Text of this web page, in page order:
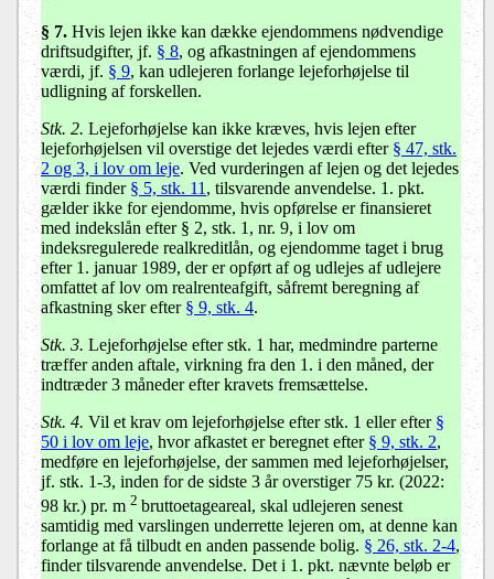
§ 7. Hvis lejen ikke kan dække ejendommens nødvendige
driftsudgifter, jf. § 8, og afkastningen af ejendommens
værdi, jf. § 9, kan udlejeren forlange lejeforhøjelse til
udligning af forskellen.
Stk. 2. Lejeforhøjelse kan ikke kræves, hvis lejen efter
lejeforhøjelsen vil overstige det lejedes værdi efter § 47, stk.
2 og 3, i lov om leje. Ved vurderingen af lejen og det lejedes
værdi finder § 5, stk. 11 , tilsvarende anvendelse. 1. pkt.
gælder ikke for ejendomme, hvis opførelse er finansieret
med indekslån efter § 2, stk. 1, nr. 9, i lov om
indeksregulerede realkreditlån, og ejendomme taget i brug
efter 1. januar 1989, der er opført af og udlejes af udlejere
omfattet af lov om realrenteafgift, såfremt beregning af
afkastning sker efter § 9, stk. 4.
Stk. 3. Lejeforhøjelse efter stk. 1 har, medmindre parterne
træffer anden aftale, virkning fra den 1. i den måned, der
indtræder 3 måneder efter kravets fremsættelse.
Stk. 4. Vil et krav om lejeforhøjelse efter stk. 1 eller efter §
50 i lov om leje, hvor afkastet er beregnet efter § 9, stk. 2,
medføre en lejeforhøjelse, der sammen med lejeforhøjelser,
jf. stk. 1-3, inden for de sidste 3 år overstiger 75 kr. (2022:
98 kr.) pr. m 2 bruttoetageareal, skal udlejeren senest
samtidig med varslingen underrette lejeren om, at denne kan
forlange at få tilbudt en anden passende bolig. § 26, stk. 2-4,
finder tilsvarende anvendelse. Det i 1. pkt. nævnte beløb er